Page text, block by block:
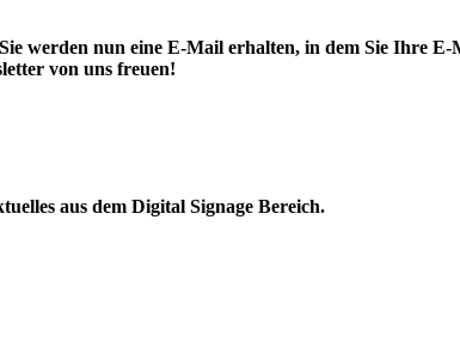
werden nun eine E-Mail erhalten, in dem Sie Ihre
von uns freuen!
aus dem Digital Signage Bereich.